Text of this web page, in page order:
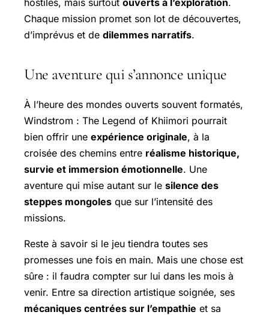
Chaque mission promet son lot de découvertes,
d’imprévus et de dilemmes narratifs.
Une aventure qui s’annonce unique
À l’heure des mondes ouverts souvent formatés,
Windstrom : The Legend of Khiimori pourrait
bien offrir une expérience originale, à la
croisée des chemins entre réalisme historique,
survie et immersion émotionnelle. Une
aventure qui mise autant sur le silence des
steppes mongoles que sur l’intensité des
missions.
Reste à savoir si le jeu tiendra toutes ses
promesses une fois en main. Mais une chose est
sûre : il faudra compter sur lui dans les mois à
venir. Entre sa direction artistique soignée, ses
mécaniques centrées sur l’empathie et sa